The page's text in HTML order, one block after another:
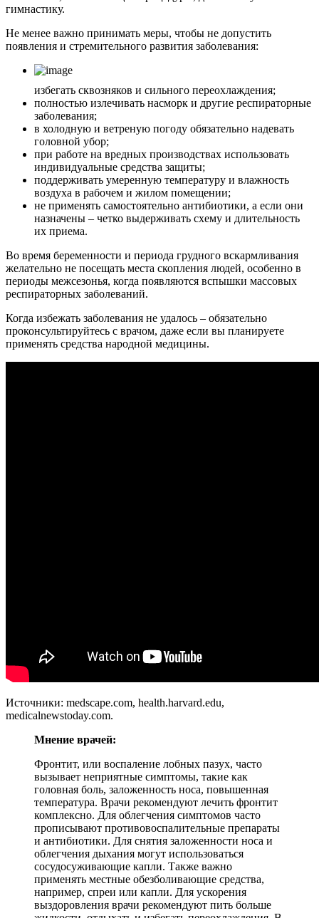
гимнастику.
Не менее важно принимать меры, чтобы не допустить
появления и стремительного развития заболевания:
избегать сквозняков и сильного переохлаждения;
полностью излечивать насморк и другие респираторные
заболевания;
в холодную и ветреную погоду обязательно надевать
головной убор;
при работе на вредных производствах использовать
индивидуальные средства защиты;
поддерживать умеренную температуру и влажность
воздуха в рабочем и жилом помещении;
не применять самостоятельно антибиотики, а если они
назначены – четко выдерживать схему и длительность
их приема.
Во время беременности и периода грудного вскармливания
желательно не посещать места скопления людей, особенно в
периоды межсезонья, когда появляются вспышки массовых
респираторных заболеваний.
Когда избежать заболевания не удалось – обязательно
проконсультируйтесь с врачом, даже если вы планируете
применять средства народной медицины.
Источники: medscape.com, health.harvard.edu,
medicalnewstoday.com.
Мнение врачей:
Фронтит, или воспаление лобных пазух, часто
вызывает неприятные симптомы, такие как
головная боль, заложенность носа, повышенная
температура. Врачи рекомендуют лечить фронтит
комплексно. Для облегчения симптомов часто
прописывают противовоспалительные препараты
и антибиотики. Для снятия заложенности носа и
облегчения дыхания могут использоваться
сосудосуживающие капли. Также важно
применять местные обезболивающие средства,
например, спреи или капли. Для ускорения
выздоровления врачи рекомендуют пить больше